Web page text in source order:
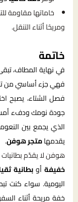
خاماتها مقاومة
ومريحًا أثناء التنقل.
خاتمة
في نهاية المطاف،
فهي جزء أساسي من
فصل الشتاء، يصبح
جودة نومك ودفء
الذي يجمع بين
يقدمهامتجر هوفن.
هوفن لا يقدّم
خفيفةأوبطانية
اليومية. سواء كنت
خفة مريحة أثناء